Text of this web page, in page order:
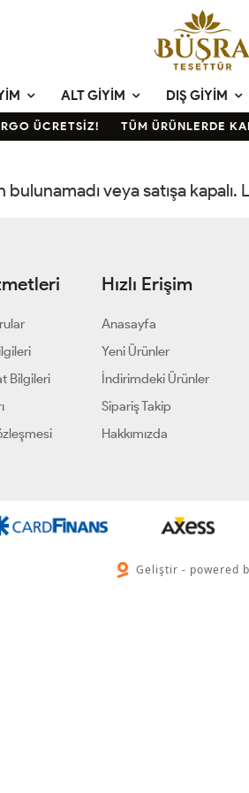
ALT GIYIM DIŞ GIYIM
ÜCRETSİZ! TÜM ÜRÜNLERDE
bulunamadı veya satışa
Bilgileri
Hızlı Erişim
Anasayfa
Yeni Ürünler
İndirimdeki Ürünler
Sipariş Takip
Hakkımızda
Geliştir - powered